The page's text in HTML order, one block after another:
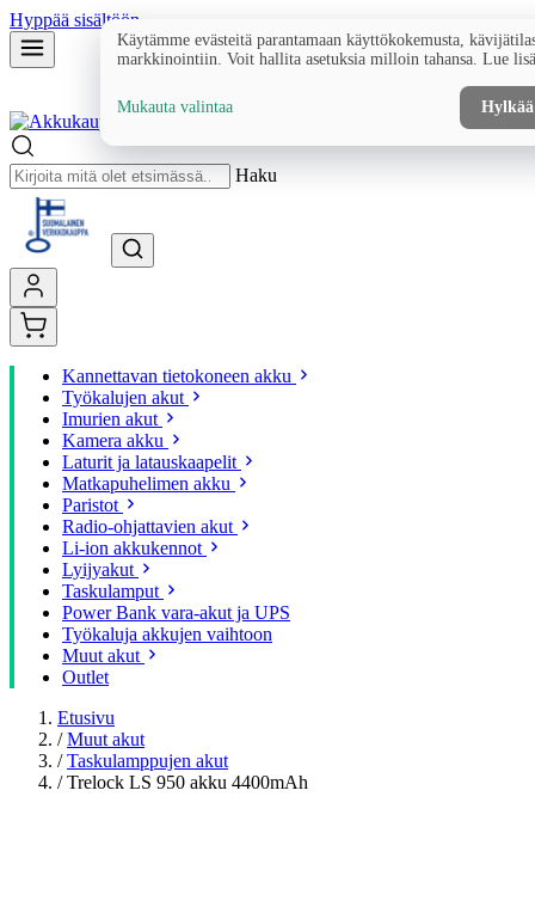
Hyppää sisältöön
Haku
Kannettavan tietokoneen akku
Työkalujen akut
Imurien akut
Kamera akku
Laturit ja latauskaapelit
Matkapuhelimen akku
Paristot
Radio-ohjattavien akut
Li-ion akkukennot
Lyijyakut
Taskulamput
Power Bank vara-akut ja UPS
Työkaluja akkujen vaihtoon
Muut akut
Outlet
Etusivu
/ Muut akut
/ Taskulamppujen akut
/ Trelock LS 950 akku 4400mAh
Käytämme evästeitä parantamaan käyttökokemusta,
markkinointiin. Voit hallita asetuksia milloin tahansa. Lue
Mukauta valintaa Hylkää